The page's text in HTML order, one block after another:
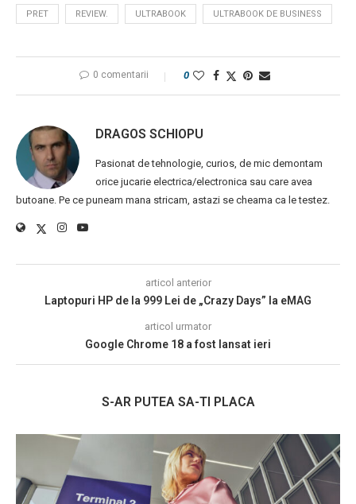
PRET REVIEW. ULTRABOOK ULTRABOOK DE BUSINESS
0 comentarii 0
DRAGOS SCHIOPU
Pasionat de tehnologie, curios, de mic demontam
orice jucarie electrica/electronica sau care avea
butoane. Pe ce puneam mana stricam, astazi se cheama ca le testez.
articol anterior
Laptopuri HP de la 999 Lei de „Crazy Days” la eMAG
articol urmator
Google Chrome 18 a fost lansat ieri
S-AR PUTEA SA-TI PLACA